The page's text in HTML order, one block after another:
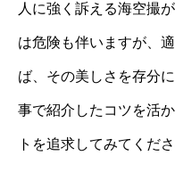
人に強く訴える海空撮
は危険も伴いますが、
ば、その美しさを存分
事で紹介したコツを活
トを追求してみてくださ